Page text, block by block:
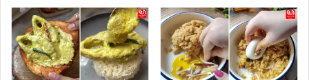
হা
নি
মু
ন
উ
ট
না
ক
রে
ও